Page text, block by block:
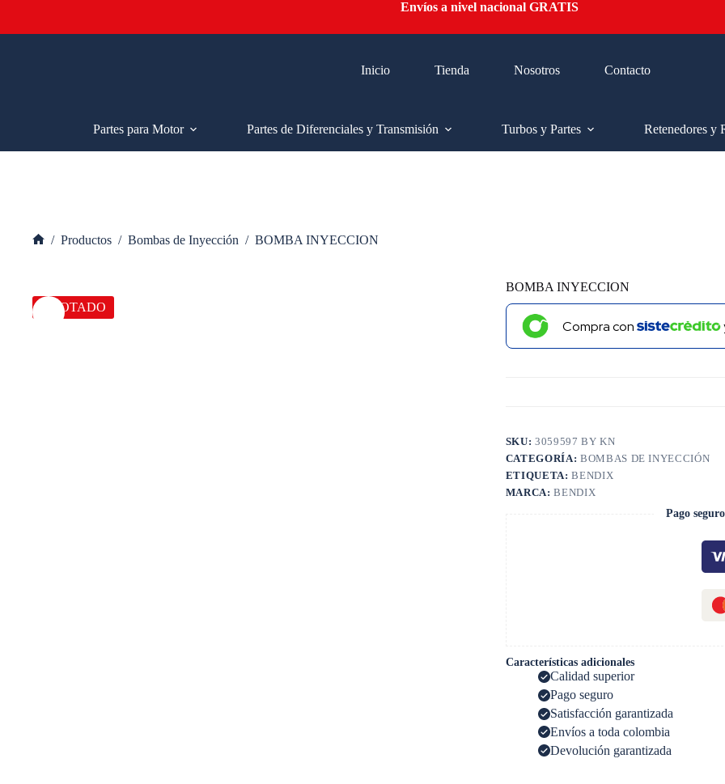
contenido
Envíos a nivel nacional GRATIS
Inicio Tienda Nosotros Contacto
Partes para Motor
Partes de Diferenciales y Transmisión Turbos y Partes Retenedores y
/ Productos / Bombas de Inyección / BOMBA INYECCION
AGOTADO
BOMBA INYECCION
Compra con
SKU:3059597 BY KN
CATEGORÍA: BOMBAS DE INYECCIÓN
ETIQUETA:BENDIX
MARCA:BENDIX
Pago
Características adicionales
Calidad superior
Pago seguro
Satisfacción garantizada
Envíos a toda colombia
Devolución garantizada